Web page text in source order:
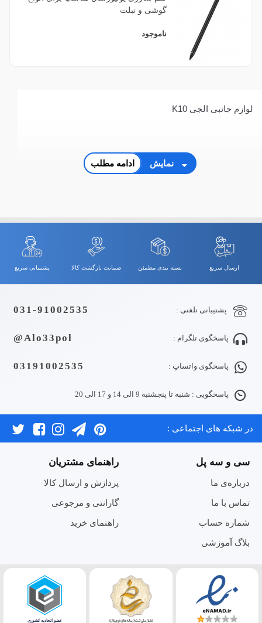
گوشی و تبلت
ناموجود
لوازم جانبی الجی K10
نمایش ادامه مطلب
ارسال سریع بسته بندی مطمئن ضمانت بازگشت کالا پشتیبانی سریع
پشتیبانی تلفنی : 031-91002535
پاسخگوی تلگرام : Alo33pol@
پاسخگوی واتساپ : 03191002535
پاسخگویی : شنبه تا پنجشنبه 9 الی 14 و 17 الی 20
در شبکه های اجتماعی :
سی و سه پل
درباره‌ی ما
تماس با ما
شماره حساب
بلاگ آموزشی
راهنمای مشتریان
پردازش و ارسال کالا
گارانتی و مرجوعی
راهنمای خرید